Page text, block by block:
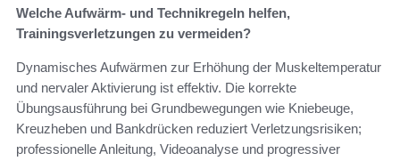
Welche Aufwärm- und Technikregeln helfen,
Trainingsverletzungen zu vermeiden?
Dynamisches Aufwärmen zur Erhöhung der Muskeltemperatur
und nervaler Aktivierung ist effektiv. Die korrekte
Übungsausführung bei Grundbewegungen wie Kniebeuge,
Kreuzheben und Bankdrücken reduziert Verletzungsrisiken;
professionelle Anleitung, Videoanalyse und progressiver